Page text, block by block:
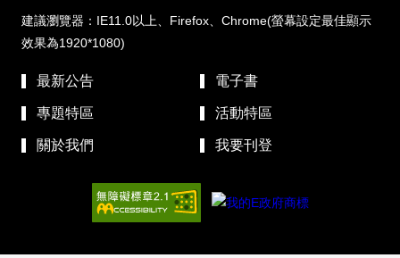
建議瀏覽器：IE11.0以上、Firefox、Chrome(螢幕設定最佳顯示
效果為1920*1080)
最新公告 電子書
專題特區 活動特區
關於我們 我要刊登